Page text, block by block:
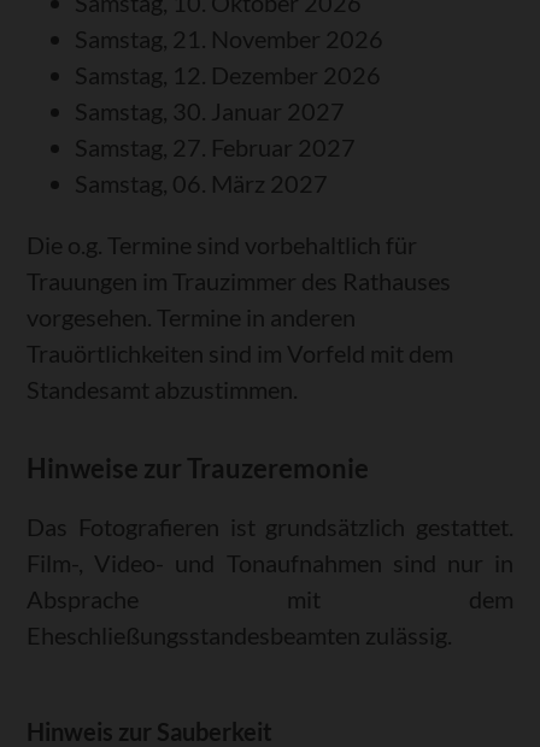
Samstag, 21. November 2026
Samstag, 12. Dezember 2026
Samstag, 30. Januar 2027
Samstag, 27. Februar 2027
Samstag, 06. März 2027
Die o.g. Termine sind vorbehaltlich für
Trauungen im Trauzimmer des Rathauses
vorgesehen. Termine in anderen
Trauörtlichkeiten sind im Vorfeld mit dem
Standesamt abzustimmen.
Hinweise zur Trauzeremonie
Das Fotografieren ist grundsätzlich gestattet.
Film-, Video- und Tonaufnahmen sind nur in
Absprache mit dem
Eheschließungsstandesbeamten zulässig.
Hinweis zur Sauberkeit